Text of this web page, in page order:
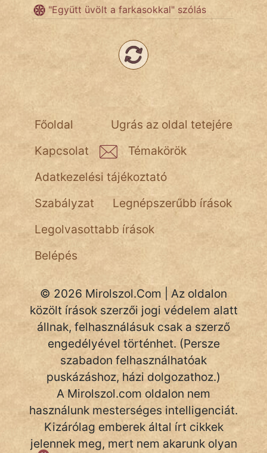
fantom
pszichopati
szegény legény
Hoffer Botond
szemfüles
"Együtt üvölt a farkasokkal" szólás
Ugrás az oldal tetejére
Főoldal
Kapcsolat
Témakörök
Adatkezelési tájékoztató
Szabályzat
Legnépszerűbb írások
Legolvasottabb írások
Belépés
© 2026 Mirolszol.Com | Az oldalon
közölt írások szerzői jogi védelem alatt
állnak, felhasználásuk csak a szerző
engedélyével történhet. (Persze
szabadon felhasználhatóak
puskázáshoz, házi dolgozathoz.)
A Mirolszol.com oldalon nem
használunk mesterséges intelligenciát.
Kizárólag emberek által írt cikkek
jelennek meg, mert nem akarunk olyan